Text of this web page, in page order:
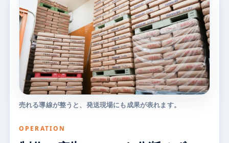
OPERATION
売れる導線が整うと、発送現場にも成果が表れます。